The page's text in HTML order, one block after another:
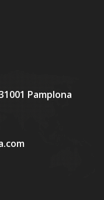
Pamplona